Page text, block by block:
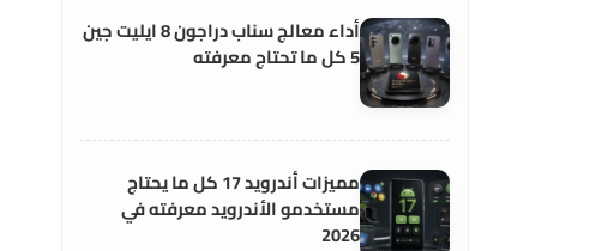
أداء معالج سناب دراجون 8 ايليت جين
5 كل ما تحتاج معرفته
مميزات أندرويد 17 كل ما يحتاج
مستخدمو الأندرويد معرفته في
2026